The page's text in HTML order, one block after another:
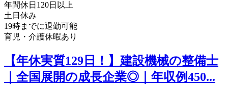
年間休日120日以上
土日休み
19時までに退勤可能
育児・介護休暇あり
【年休実質129日！】建設機械の整備士
｜全国展開の成長企業◎｜年収例450...